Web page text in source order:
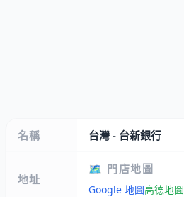
名稱 台灣 - 台新銀行
地址
🗺️ 門店地圖
Google 地圖高德地圖